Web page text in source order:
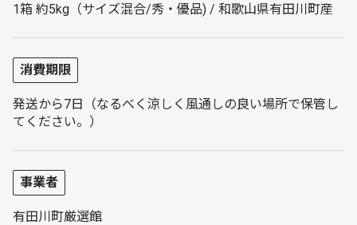
1箱 約5kg（サイズ混合/秀・優品) / 和歌山県有田川町産
消費期限
発送から7日（なるべく涼しく風通しの良い場所で保管し
てください。）
事業者
有田川町厳選館